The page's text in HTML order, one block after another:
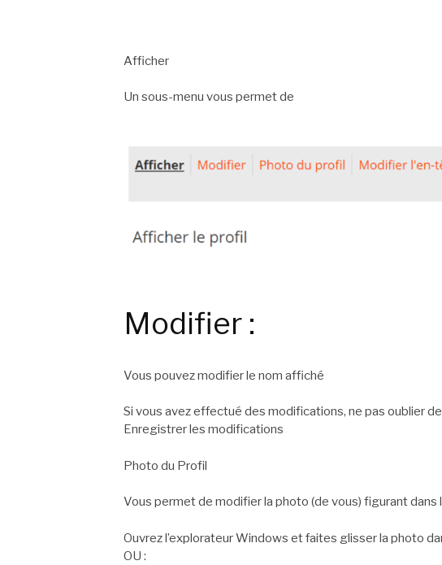
Afficher
Un sous-menu vous permet de
Modifier :
Vous pouvez modifier le nom affiché
Si vous avez effectué des modifications, ne pas oublier
Enregistrer les modifications
Photo du Profil
Vous permet de modifier la photo (de vous) figurant dans
Ouvrez l’explorateur Windows et faites glisser la photo
OU :